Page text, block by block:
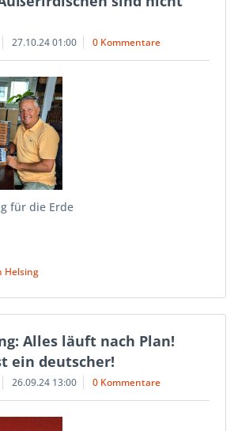
27.10.24 01:00 0 Kommentare
für die Erde
Helsing
Alles läuft nach Plan!
ein deutscher!
26.09.24 13:00 0 Kommentare